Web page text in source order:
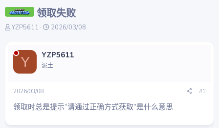
领取失败
主
起
YZP5611
开
间
2026/03/08
Y YZP5611
泥土
2026/03/08 #1
领取时总是提示“请通过正确方式获取”是什么意思